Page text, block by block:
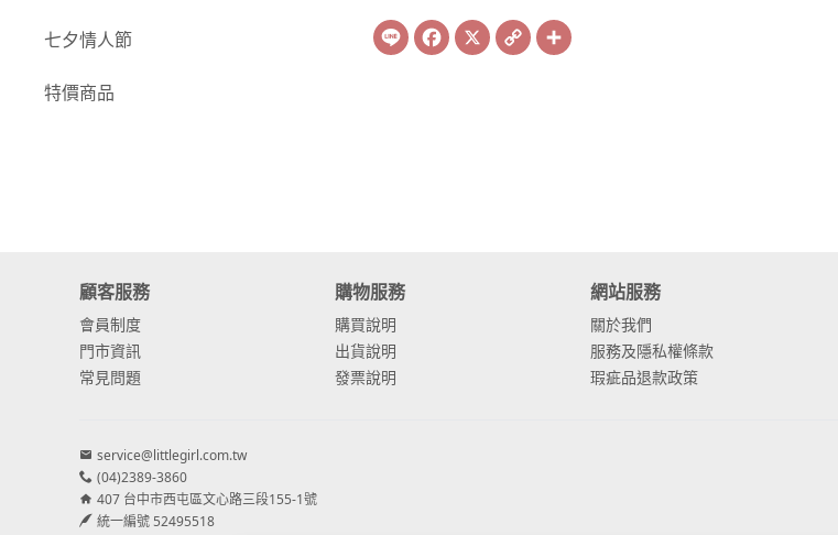
-
蘭花⧸大理花
康乃馨
- 日本繡球花
- 重瓣繡球花
- 其他繡球花
- 滿天星⧸木滿天星
- 黑種草⧸東方黑種
七夕情人節
特價商品
Line Facebook
X Copy
Link
顧客服務
會員制度
門市資訊
常見問題
購物服務
購買說明
出貨說明
發票說明
網站服務
關於我們
服務及隱私權條款
瑕疵品退款政策
service@littlegirl.com.tw
(04)2389-3860
407 台中市西屯區文心路三段155-1號
統一編號 52495518